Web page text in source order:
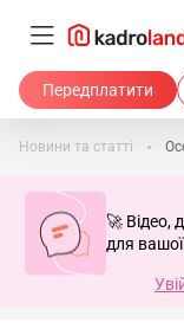
Передплатити
Новини та статті
🚀 Відео,
для вашої